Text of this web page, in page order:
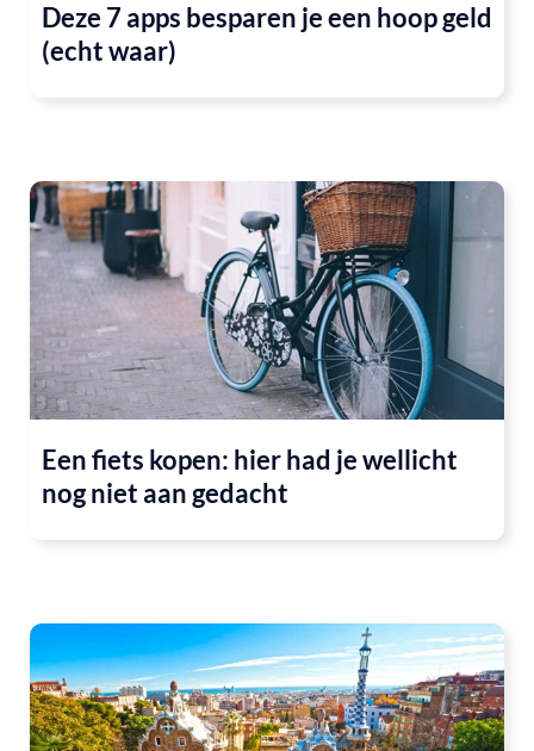
Deze 7 apps besparen je een hoop geld
(echt waar)
Een fiets kopen: hier had je wellicht
nog niet aan gedacht